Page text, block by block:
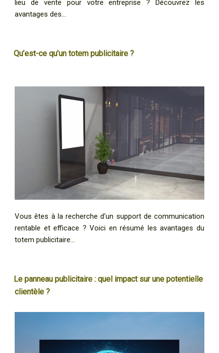
lieu de vente pour votre entreprise ? Découvrez les
avantages des…
Qu’est-ce qu’un totem publicitaire ?
Vous êtes à la recherche d'un support de communication
rentable et efficace ? Voici en résumé les avantages du
totem publicitaire…
Le panneau publicitaire : quel impact sur une potentielle
clientèle ?